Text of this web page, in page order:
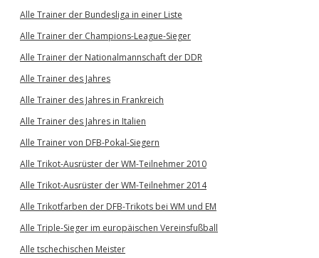
Alle Trainer der Bundesliga in einer Liste
Alle Trainer der Champions-League-Sieger
Alle Trainer der Nationalmannschaft der DDR
Alle Trainer des Jahres
Alle Trainer des Jahres in Frankreich
Alle Trainer des Jahres in Italien
Alle Trainer von DFB-Pokal-Siegern
Alle Trikot-Ausrüster der WM-Teilnehmer 2010
Alle Trikot-Ausrüster der WM-Teilnehmer 2014
Alle Trikotfarben der DFB-Trikots bei WM und EM
Alle Triple-Sieger im europäischen Vereinsfußball
Alle tschechischen Meister